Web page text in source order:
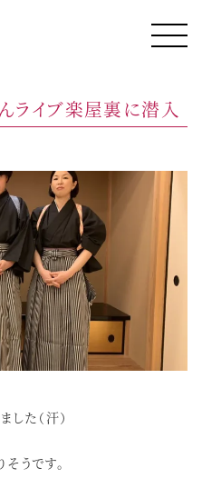
イブ楽屋裏に潜入
た（汗）
うです。